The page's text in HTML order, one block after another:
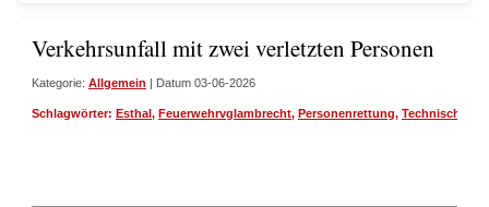
Verkehrsunfall mit zwei verletzten Personen
Kategorie: Allgemein | Datum 03-06-2026
Schlagwörter: Esthal , Feuerwehrvglambrecht, Personenrettung, Technische